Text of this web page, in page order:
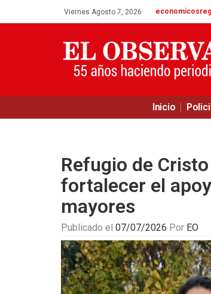
Viernes Agosto 7, 2026
Inicio
Refugio de
fortalecer el
mayores
Publicado el 07/07/2026 Por EO